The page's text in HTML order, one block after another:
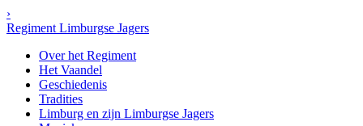
›
Regiment Limburgse Jagers
Over het Regiment
Het Vaandel
Geschiedenis
Tradities
Limburg en zijn Limburgse Jagers